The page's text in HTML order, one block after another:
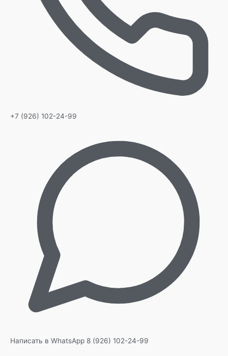
+7 (926) 102-24-99
Написать в WhatsApp 8 (926) 102-24-99